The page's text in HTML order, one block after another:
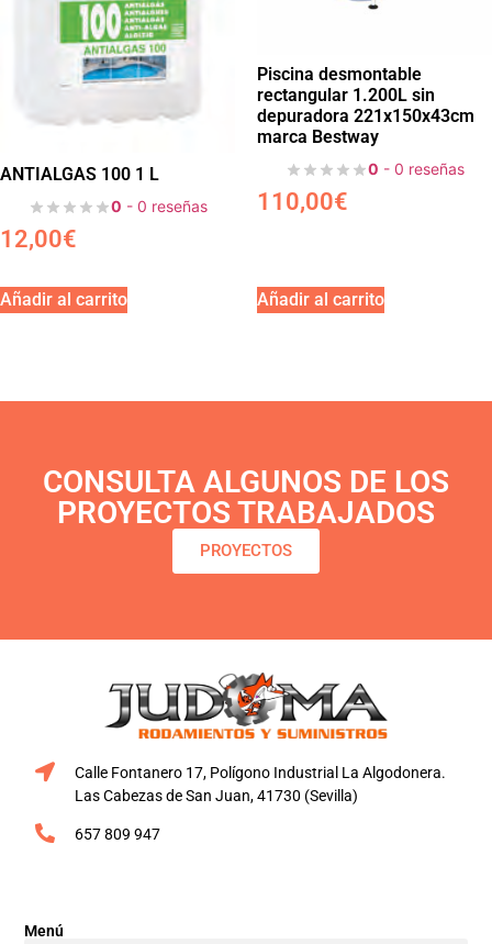
ANTIALGAS 100 1 L
0 - 0 reseñas
12,00€
Añadir al carrito
Piscina desmontable
rectangular 1.200L sin
depuradora 221x150x43cm
marca Bestway
0 - 0 reseñas
110,00€
Añadir al carrito
CONSULTA ALGUNOS DE LOS
PROYECTOS TRABAJADOS
PROYECTOS
Calle Fontanero 17, Polígono Industrial La Algodonera.
Las Cabezas de San Juan, 41730 (Sevilla)
657 809 947
Menú